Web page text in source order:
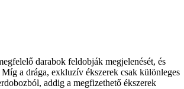
darabok feldobják megjelenését, és
a drága, exkluzív ékszerek csak különleges
addig a megfizethető ékszerek